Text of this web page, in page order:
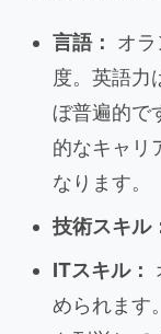
言語：
オ
度。英語力
ぼ普遍的で
的なキャリ
なります。
技術スキル
ITスキル：
められます